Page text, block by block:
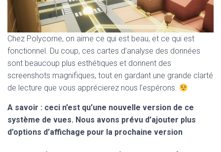
Chez Polycorne, on aime ce qui est beau, et ce qui est
fonctionnel. Du coup, ces cartes d’analyse des données
sont beaucoup plus esthétiques et donnent des
screenshots magnifiques, tout en gardant une grande clarté
de lecture que vous apprécierez nous l’espérons.
A savoir : ceci n’est qu’une nouvelle version de ce
système de vues. Nous avons prévu d’ajouter plus
d’options d’affichage pour la prochaine version